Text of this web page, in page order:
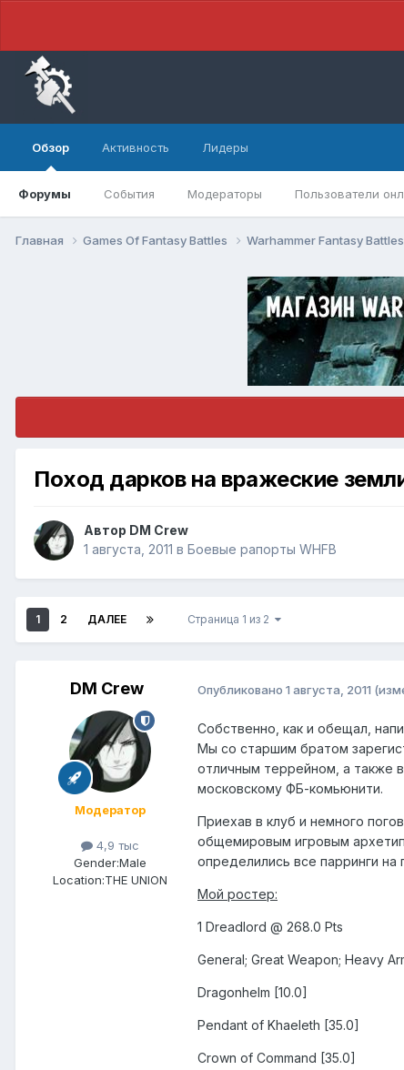
Обзор
Форумы События Модераторы Пользователи
Активность Лидеры
Главная Games Of Fantasy Battles Warhammer Fantasy
Поход дарков на вражеские
Автор DM Crew
1 августа, 2011 в Боевые рапорты WHFB
1 2 ДАЛЕЕ Страница 1 из 2
DM Crew
Модератор
4,9 тыс
Gender:Male
Location:THE UNION
Опубликовано 1 августа, 2011
Собственно, как и обещал,
Мы со старшим братом
отличным террейном, а также
московскому ФБ-комьюнити.
Приехав в клуб и немного
общемировым игровым
определились все парринги на
Мой ростер:
1 Dreadlord @ 268.0 Pts
General; Great Weapon; Heavy
Dragonhelm [10.0]
Pendant of Khaeleth [35.0]
Crown of Command [35.0]